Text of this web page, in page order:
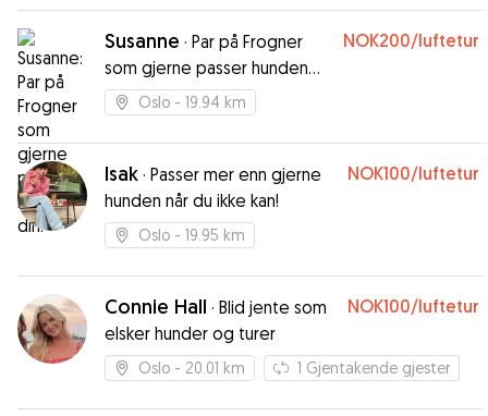
Susanne · Par på Frogner
som gjerne passer hunden
din!
NOK200/luftetur
Oslo - 19.94 km
Isak · Passer mer enn gjerne
hunden når du ikke kan!
NOK100/luftetur
Oslo - 19.95 km
Connie Hall · Blid jente som
elsker hunder og turer
NOK100/luftetur
Oslo - 20.01 km 1 Gjentakende gjester